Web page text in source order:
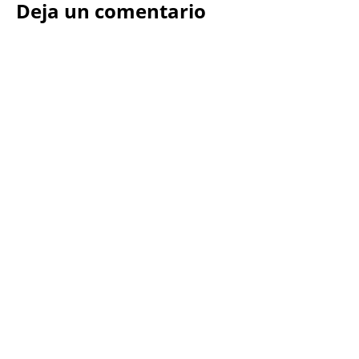
Deja un comentario